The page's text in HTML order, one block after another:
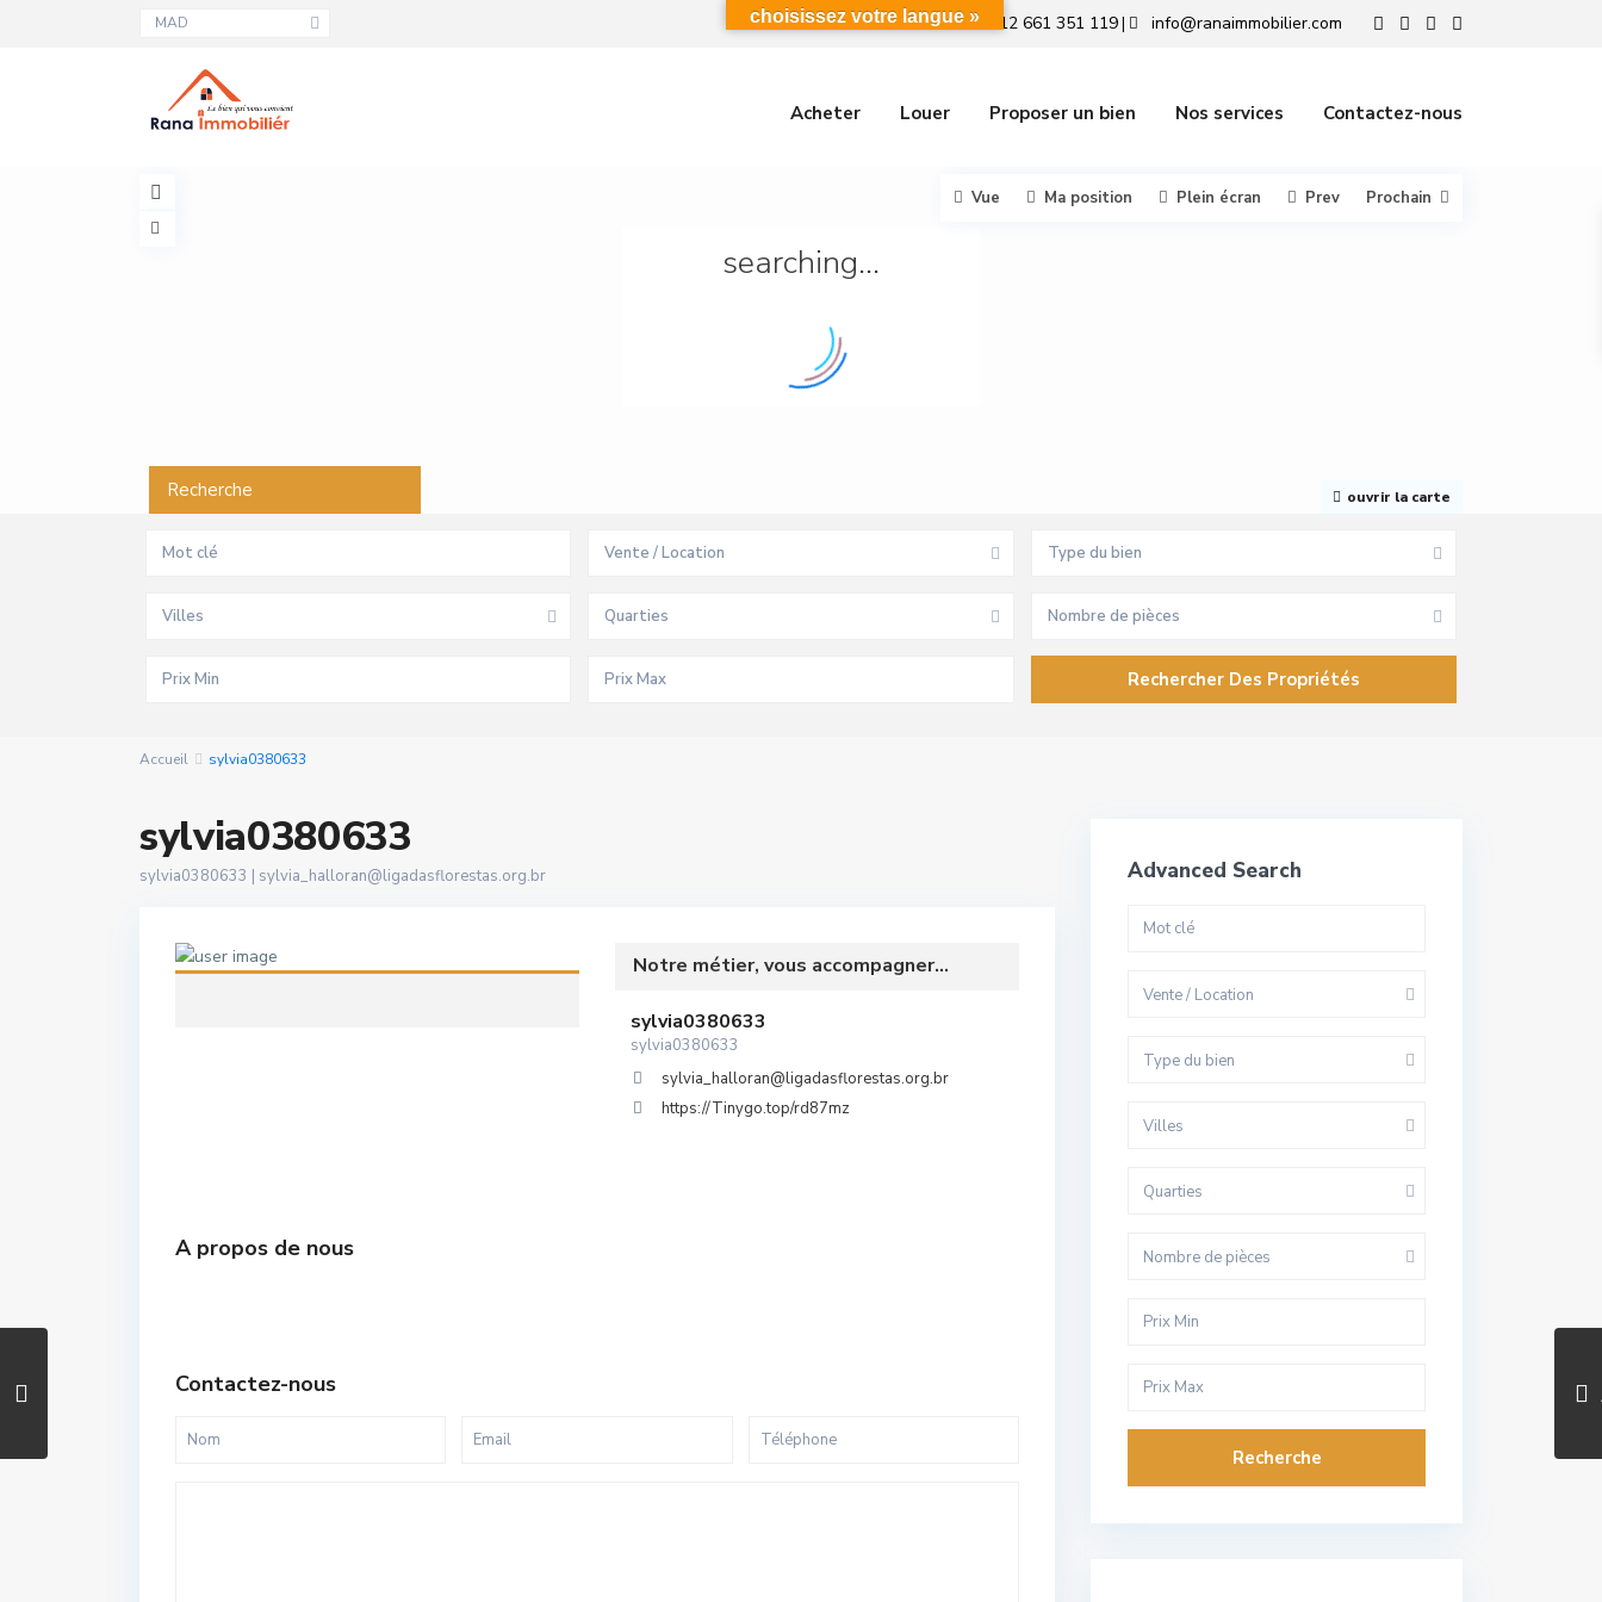
MAD +212 661 351 119| info@ranaimmobilier.com
Acheter Louer Proposer un bien Nos services Contactez-nous
searching...
ouvrir la carte
Vue Ma position Plein écran Prev Prochain
Recherche
Vente / Location Type du bien
Villes Quarties Nombre de pièces
Accueil sylvia0380633
sylvia0380633
sylvia0380633 | sylvia_halloran@ligadasflorestas.org.br
Notre métier, vous accompagner...
sylvia0380633
sylvia0380633
sylvia_halloran@ligadasflorestas.org.br
https://Tinygo.top/rd87mz
A propos de nous
Contactez-nous
Advanced Search
Vente / Location
Type du bien
Villes
Quarties
Nombre de pièces
Recherche
choisissez votre langue »